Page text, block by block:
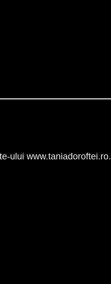
ului www.taniadoroftei.ro.